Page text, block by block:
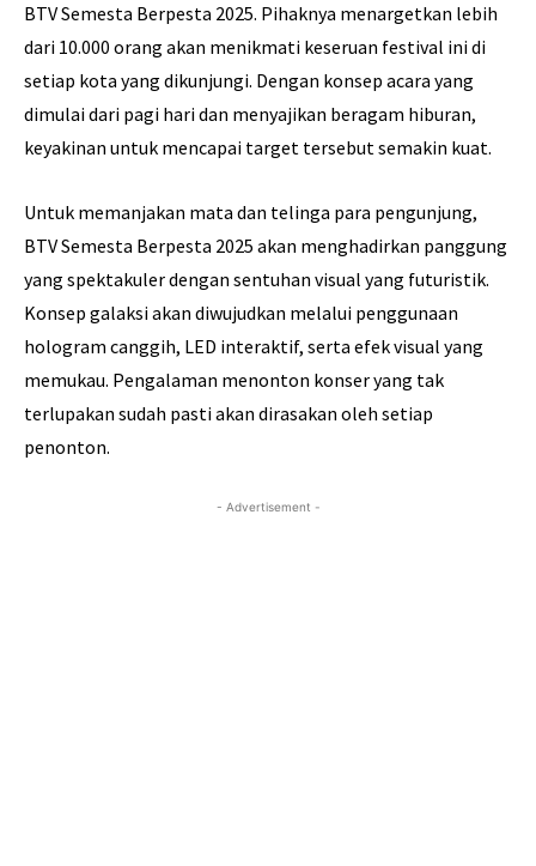
BTV Semesta Berpesta 2025. Pihaknya menargetkan lebih
dari 10.000 orang akan menikmati keseruan festival ini di
setiap kota yang dikunjungi. Dengan konsep acara yang
dimulai dari pagi hari dan menyajikan beragam hiburan,
keyakinan untuk mencapai target tersebut semakin kuat.
Untuk memanjakan mata dan telinga para pengunjung,
BTV Semesta Berpesta 2025 akan menghadirkan panggung
yang spektakuler dengan sentuhan visual yang futuristik.
Konsep galaksi akan diwujudkan melalui penggunaan
hologram canggih, LED interaktif, serta efek visual yang
memukau. Pengalaman menonton konser yang tak
terlupakan sudah pasti akan dirasakan oleh setiap
penonton.
- Advertisement -